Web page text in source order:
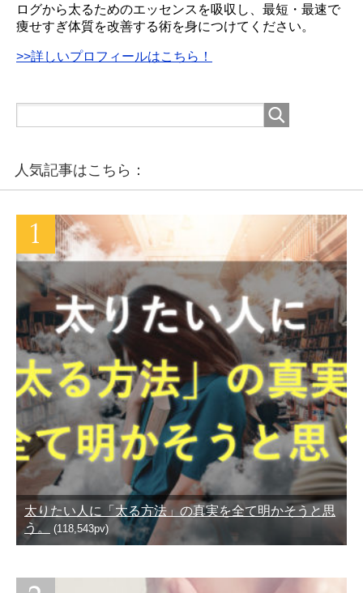
ログから太るためのエッセンスを吸収し、最短・最速で
痩せすぎ体質を改善する術を身につけてください。
>>詳しいプロフィールはこちら！
人気記事はこちら：
太りたい人に「太る方法」の真実を全て明かそうと思
う。
(118,543pv)